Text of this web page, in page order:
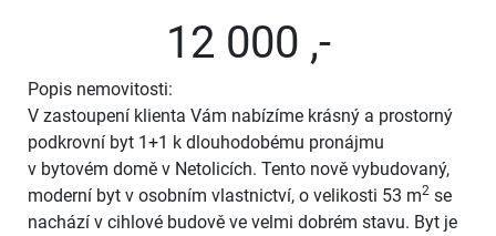
12 000 ,-
Popis nemovitosti:
V zastoupení klienta Vám nabízíme krásný a prostorný
podkrovní byt 1+1 k dlouhodobému pronájmu
v bytovém domě v Netolicích. Tento nově vybudovaný,
moderní byt v osobním vlastnictví, o velikosti 53 m2 se
nachází v cihlové budově ve velmi dobrém stavu. Byt je